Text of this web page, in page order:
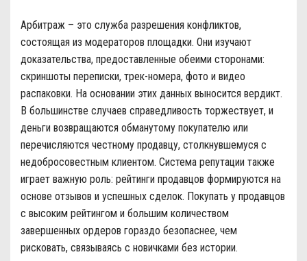
Арбитраж – это служба разрешения конфликтов,
состоящая из модераторов площадки. Они изучают
доказательства, предоставленные обеими сторонами:
скриншоты переписки, трек-номера, фото и видео
распаковки. На основании этих данных выносится вердикт.
В большинстве случаев справедливость торжествует, и
деньги возвращаются обманутому покупателю или
перечисляются честному продавцу, столкнувшемуся с
недобросовестным клиентом. Система репутации также
играет важную роль: рейтинги продавцов формируются на
основе отзывов и успешных сделок. Покупать у продавцов
с высоким рейтингом и большим количеством
завершенных ордеров гораздо безопаснее, чем
рисковать, связываясь с новичками без истории.